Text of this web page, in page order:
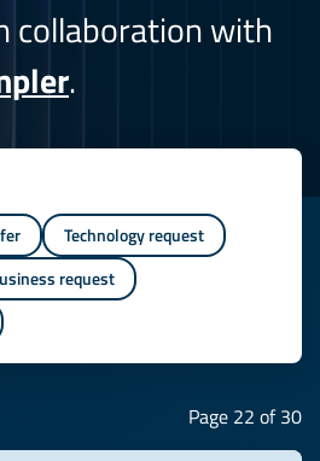
collaboration with
.
Technology request
request
Page 22 of 30